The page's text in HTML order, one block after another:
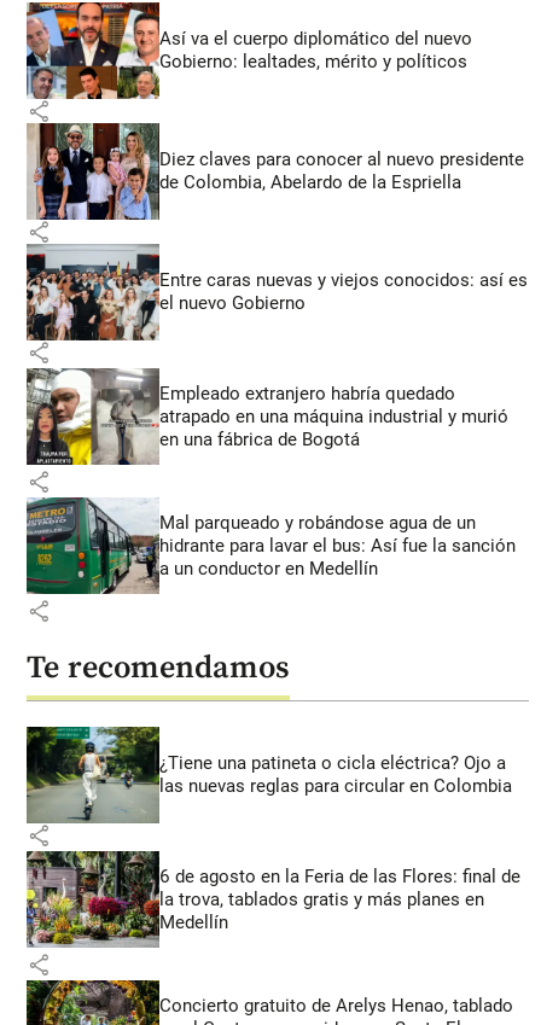
Así va el cuerpo diplomático del nuevo
Gobierno: lealtades, mérito y políticos
share
Diez claves para conocer al nuevo presidente
de Colombia, Abelardo de la Espriella
share
Entre caras nuevas y viejos conocidos: así es
el nuevo Gobierno
share
Empleado extranjero habría quedado
atrapado en una máquina industrial y murió
en una fábrica de Bogotá
share
Mal parqueado y robándose agua de un
hidrante para lavar el bus: Así fue la sanción
a un conductor en Medellín
share
Te recomendamos
¿Tiene una patineta o cicla eléctrica? Ojo a
las nuevas reglas para circular en Colombia
share
6 de agosto en la Feria de las Flores: final de
la trova, tablados gratis y más planes en
Medellín
share
Concierto gratuito de Arelys Henao, tablado